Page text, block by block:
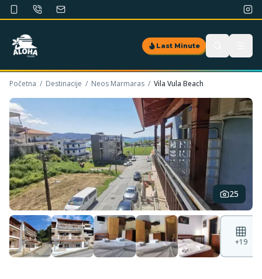
Last Minute
Početna / Destinacije / Neos Marmaras / Vila Vula Beach
25
+19